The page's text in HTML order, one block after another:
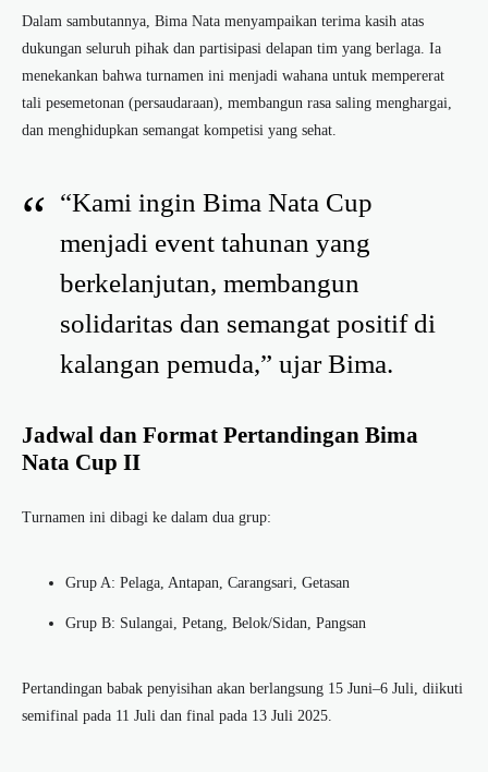
Dalam sambutannya, Bima Nata menyampaikan terima kasih atas
dukungan seluruh pihak dan partisipasi delapan tim yang berlaga. Ia
menekankan bahwa turnamen ini menjadi wahana untuk mempererat
tali pesemetonan (persaudaraan), membangun rasa saling menghargai,
dan menghidupkan semangat kompetisi yang sehat.
“Kami ingin Bima Nata Cup
menjadi event tahunan yang
berkelanjutan, membangun
solidaritas dan semangat positif di
kalangan pemuda,” ujar Bima.
Jadwal dan Format Pertandingan Bima
Nata Cup II
Turnamen ini dibagi ke dalam dua grup:
Grup A: Pelaga, Antapan, Carangsari, Getasan
Grup B: Sulangai, Petang, Belok/Sidan, Pangsan
Pertandingan babak penyisihan akan berlangsung 15 Juni–6 Juli, diikuti
semifinal pada 11 Juli dan final pada 13 Juli 2025.